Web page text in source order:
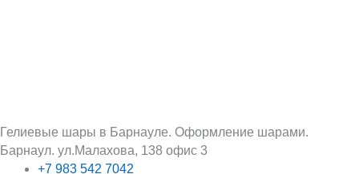
Гелиевые шары в Барнауле. Оформление шарами.
Барнаул. ул.Малахова, 138 офис 3
+7 983 542 7042